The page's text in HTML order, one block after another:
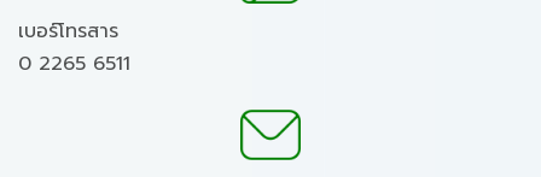
เบอร์โทรสาร
0 2265 6511